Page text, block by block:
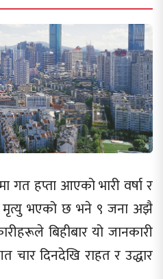
गत हप्ता आएको भारी वर्षा र
मृत्यु भएको छ भने ९ जना अझै
बिहीबार यो जानकारी
चार दिनदेखि राहत र उद्धार